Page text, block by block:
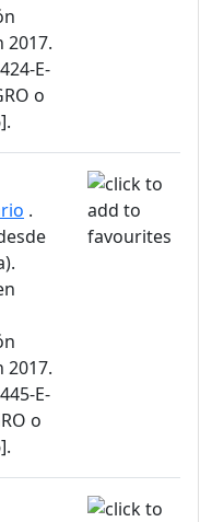
2017.
E-
o
.
2017.
E-
o